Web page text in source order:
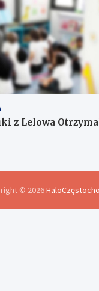
z Lelowa
© 2026